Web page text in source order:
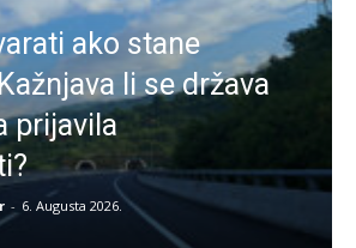
ako stane
li se država
prijavila
- 6. Augusta 2026.